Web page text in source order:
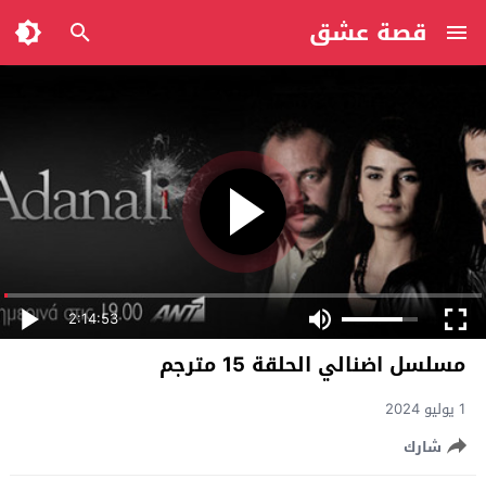
قصة عشق
2:14:53
مسلسل اضنالي الحلقة 15 مترجم
1 يوليو 2024
شارك